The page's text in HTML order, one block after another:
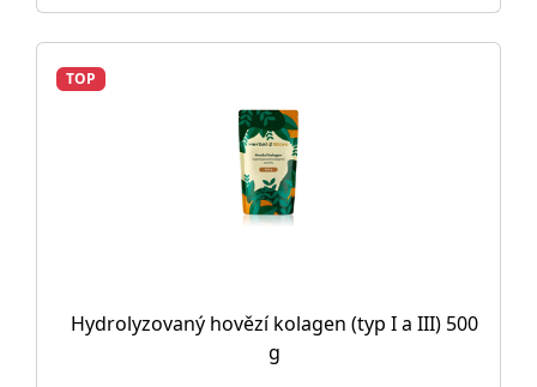
TOP
Hydrolyzovaný hovězí kolagen (typ I a III) 500
g